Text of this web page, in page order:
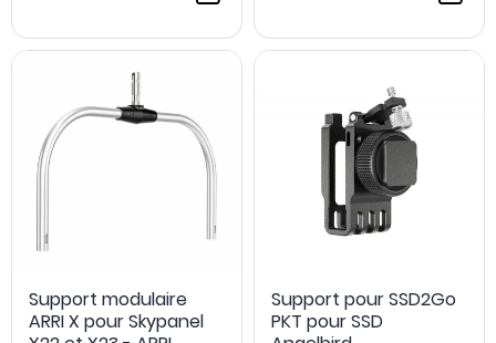
Support modulaire
ARRI X pour Skypanel
Support pour SSD2Go
PKT pour SSD